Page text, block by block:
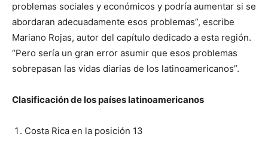
problemas sociales y económicos y podría aumentar si se
abordaran adecuadamente esos problemas”, escribe
Mariano Rojas, autor del capítulo dedicado a esta región.
“Pero sería un gran error asumir que esos problemas
sobrepasan las vidas diarias de los latinoamericanos”.
Clasificación de los países latinoamericanos
Costa Rica en la posición 13